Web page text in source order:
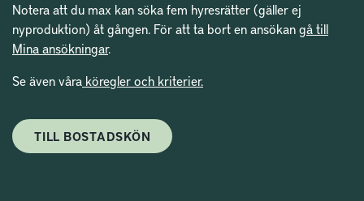
Notera att du max kan söka fem hyresrätter (gäller ej
nyproduktion) åt gången. För att ta bort en ansökangå till
Mina ansökningar.
Se även våra köregler och kriterier.
TILL BOSTADSKÖN